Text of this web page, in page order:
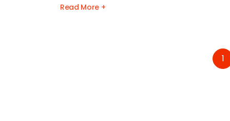
Read More +
1